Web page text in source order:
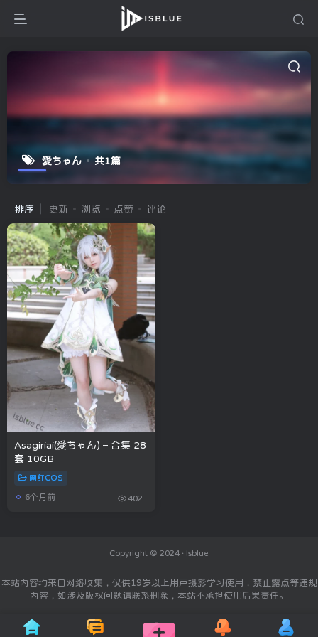
愛ちゃん 共1篇
排序 更新 浏览 点赞 评论
Asagiriai(愛ちゃん) – 合集 28
套 10GB
网红COS
6个月前 402
Copyright © 2024 · Isblue
本站内容均来自网络收集，仅供19岁以上用户摄影学习使用，禁止露点等违规
内容，如涉及版权问题请联系删除，本站不承担使用后果责任。